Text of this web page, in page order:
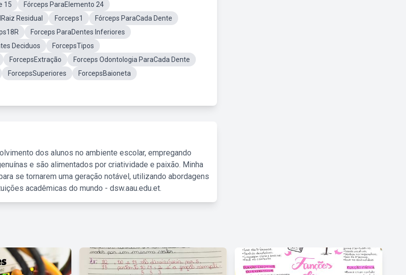
15
Fórceps ParaElemento 24
Residual Forceps1
Fórceps ParaCada Dente
Forceps ParaDentes Inferiores
Deciduos
ForcepsTipos
ForcepsExtração
Forceps Odontologia ParaCada Dente
ForcepsSuperiores
ForcepsBaioneta
dos alunos no ambiente escolar, empregando
e são alimentados por criatividade e paixão. Minha
se tornarem uma geração notável, utilizando abordagens
acadêmicas do mundo - dsw.aau.edu.et.